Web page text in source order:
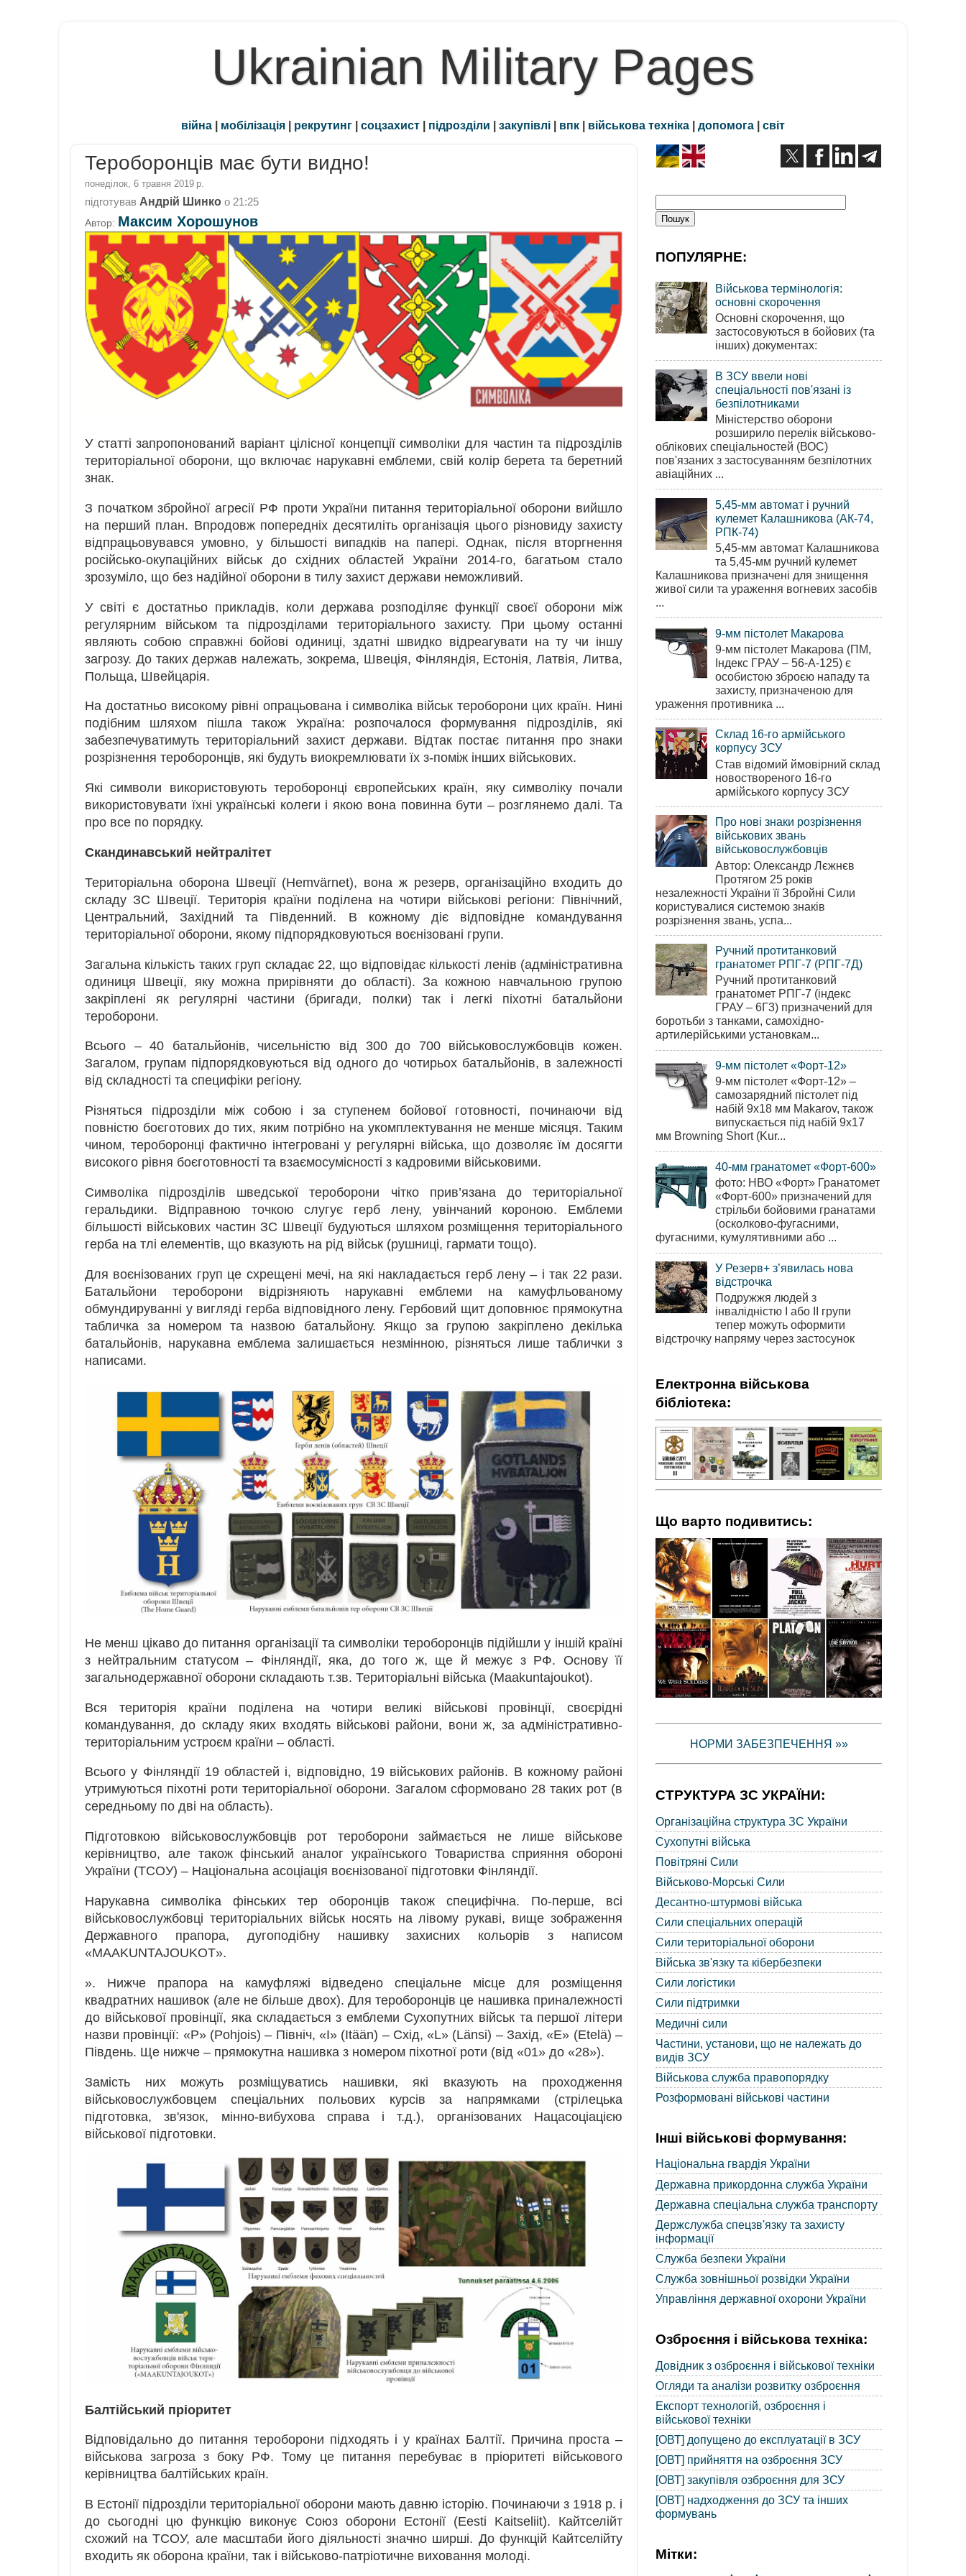
Ukrainian Military Pages
війна | мобілізація | рекрутинг | соцзахист | підрозділи | закупівлі | впк | військова техніка | допомога | світ
Тероборонців має бути видно!
понеділок, 6 травня 2019 р.
підготував Андрій Шинко о 21:25
Автор: Максим Хорошунов
У статті запропонований варіант цілісної концепції символіки для частин та підрозділів
територіальної оборони, що включає нарукавні емблеми, свій колір берета та беретний
знак.
З початком збройної агресії РФ проти України питання територіальної оборони вийшло
на перший план. Впродовж попередніх десятиліть організація цього різновиду захисту
відпрацьовувався умовно, у більшості випадків на папері. Однак, після вторгнення
російсько-окупаційних військ до східних областей України 2014-го, багатьом стало
зрозуміло, що без надійної оборони в тилу захист держави неможливий.
У світі є достатньо прикладів, коли держава розподіляє функції своєї оборони між
регулярним військом та підрозділами територіального захисту. При цьому останні
являють собою справжні бойові одиниці, здатні швидко відреагувати на ту чи іншу
загрозу. До таких держав належать, зокрема, Швеція, Фінляндія, Естонія, Латвія, Литва,
Польща, Швейцарія.
На достатньо високому рівні опрацьована і символіка військ тероборони цих країн. Нині
подібним шляхом пішла також Україна: розпочалося формування підрозділів, які
забезпечуватимуть територіальний захист держави. Відтак постає питання про знаки
розрізнення тероборонців, які будуть виокремлювати їх з-поміж інших військових.
Які символи використовують тероборонці європейських країн, яку символіку почали
використовувати їхні українські колеги і якою вона повинна бути – розглянемо далі. Та
про все по порядку.
Скандинавський нейтралітет
Територіальна оборона Швеції (Hemvärnet), вона ж резерв, організаційно входить до
складу ЗС Швеції. Територія країни поділена на чотири військові регіони: Північний,
Центральний, Західний та Південний. В кожному діє відповідне командування
територіальної оборони, якому підпорядковуються воєнізовані групи.
Загальна кількість таких груп складає 22, що відповідає кількості ленів (адміністративна
одиниця Швеції, яку можна прирівняти до області). За кожною навчальною групою
закріплені як регулярні частини (бригади, полки) так і легкі піхотні батальйони
тероборони.
Всього – 40 батальйонів, чисельністю від 300 до 700 військовослужбовців кожен.
Загалом, групам підпорядковуються від одного до чотирьох батальйонів, в залежності
від складності та специфіки регіону.
Різняться підрозділи між собою і за ступенем бойової готовності, починаючи від
повністю боєготових до тих, яким потрібно на укомплектування не менше місяця. Таким
чином, тероборонці фактично інтегровані у регулярні війська, що дозволяє їм досягти
високого рівня боєготовності та взаємосумісності з кадровими військовими.
Символіка підрозділів шведської тероборони чітко прив’язана до територіальної
геральдики. Відправною точкою слугує герб лену, увінчаний короною. Емблеми
більшості військових частин ЗС Швеції будуються шляхом розміщення територіального
герба на тлі елементів, що вказують на рід військ (рушниці, гармати тощо).
Для воєнізованих груп це схрещені мечі, на які накладається герб лену – і так 22 рази.
Батальйони тероборони відрізняють нарукавні емблеми на камуфльованому
обмундируванні у вигляді герба відповідного лену. Гербовий щит доповнює прямокутна
табличка за номером та назвою батальйону. Якщо за групою закріплено декілька
батальйонів, нарукавна емблема залишається незмінною, різняться лише таблички з
написами.
Не менш цікаво до питання організації та символіки тероборонців підійшли у іншій країні
з нейтральним статусом – Фінляндії, яка, до того ж, ще й межує з РФ. Основу її
загальнодержавної оборони складають т.зв. Територіальні війська (Maakuntajoukot).
Вся територія країни поділена на чотири великі військові провінції, своєрідні
командування, до складу яких входять військові райони, вони ж, за адміністративно-
територіальним устроєм країни – області.
Всього у Фінляндії 19 областей і, відповідно, 19 військових районів. В кожному районі
утримуються піхотні роти територіальної оборони. Загалом сформовано 28 таких рот (в
середньому по дві на область).
Підготовкою військовослужбовців рот тероборони займається не лише військове
керівництво, але також фінський аналог українського Товариства сприяння обороні
України (ТСОУ) – Національна асоціація воєнізованої підготовки Фінляндії.
Нарукавна символіка фінських тер оборонців також специфічна. По-перше, всі
військовослужбовці територіальних військ носять на лівому рукаві, вище зображення
Державного прапора, дугоподібну нашивку захисних кольорів з написом
«MAAKUNTAJOUKOT».
». Нижче прапора на камуфляжі відведено спеціальне місце для розміщення
квадратних нашивок (але не більше двох). Для тероборонців це нашивка приналежності
до військової провінції, яка складається з емблеми Сухопутних військ та першої літери
назви провінції: «P» (Pohjois) – Північ, «I» (Itään) – Схід, «L» (Länsi) – Захід, «E» (Etelä) –
Південь. Ще нижче – прямокутна нашивка з номером піхотної роти (від «01» до «28»).
Замість них можуть розміщуватись нашивки, які вказують на проходження
військовослужбовцем спеціальних польових курсів за напрямками (стрілецька
підготовка, зв'язок, мінно-вибухова справа і т.д.), організованих Нацасоціацією
військової підготовки.
Балтійський пріоритет
Відповідально до питання тероборони підходять і у країнах Балтії. Причина проста –
військова загроза з боку РФ. Тому це питання перебуває в пріоритеті військового
керівництва балтійських країн.
В Естонії підрозділи територіальної оборони мають давню історію. Починаючи з 1918 р. і
до сьогодні цю функцію виконує Союз оборони Естонії (Eesti Kaitseliit). Кайтселійт
схожий на ТСОУ, але масштаби його діяльності значно ширші. До функцій Кайтселійту
входить як оборона країни, так і військово-патріотичне виховання молоді.
ПОПУЛЯРНЕ:
Військова термінологія:
основні скорочення
Основні скорочення, що
застосовуються в бойових (та
інших) документах:
В ЗСУ ввели нові
спеціальності пов'язані із
безпілотниками
Міністерство оборони
розширило перелік військово-
облікових спеціальностей (ВОС)
пов'язаних з застосуванням безпілотних
авіаційних ...
5,45-мм автомат і ручний
кулемет Калашникова (АК-74,
РПК-74)
5,45-мм автомат Калашникова
та 5,45-мм ручний кулемет
Калашникова призначені для знищення
живої сили та ураження вогневих засобів
...
9-мм пістолет Макарова
9-мм пістолет Макарова (ПМ,
Індекс ГРАУ – 56-А-125) є
особистою зброєю нападу та
захисту, призначеною для
ураження противника ...
Склад 16-го армійського
корпусу ЗСУ
Став відомий ймовірний склад
новоствореного 16-го
армійського корпусу ЗСУ
Про нові знаки розрізнення
військових звань
військовослужбовців
Автор: Олександр Лєжнєв
Протягом 25 років
незалежності України її Збройні Сили
користувалися системою знаків
розрізнення звань, успа...
Ручний протитанковий
гранатомет РПГ-7 (РПГ-7Д)
Ручний протитанковий
гранатомет РПГ-7 (індекс
ГРАУ – 6Г3) призначений для
боротьби з танками, самохідно-
артилерійськими установкам...
9-мм пістолет «Форт-12»
9-мм пістолет «Форт-12» –
самозарядний пістолет під
набій 9х18 мм Makarov, також
випускається під набій 9х17
мм Browning Short (Kur...
40-мм гранатомет «Форт-600»
фото: НВО «Форт» Гранатомет
«Форт-600» призначений для
стрільби бойовими гранатами
(осколково-фугасними,
фугасними, кумулятивними або ...
У Резерв+ з’явилась нова
відстрочка
Подружжя людей з
інвалідністю І або ІІ групи
тепер можуть оформити
відстрочку напряму через застосунок
Електронна військова
бібліотека:
Що варто подивитись:
НОРМИ ЗАБЕЗПЕЧЕННЯ »»
СТРУКТУРА ЗС УКРАЇНИ:
Організаційна структура ЗС України
Сухопутні війська
Повітряні Сили
Військово-Морські Сили
Десантно-штурмові війська
Сили спеціальних операцій
Сили територіальної оборони
Війська зв'язку та кібербезпеки
Сили логістики
Сили підтримки
Медичні сили
Частини, установи, що не належать до
видів ЗСУ
Військова служба правопорядку
Розформовані військові частини
Інші військові формування:
Національна гвардія України
Державна прикордонна служба України
Державна спеціальна служба транспорту
Держслужба спецзв'язку та захисту
інформації
Служба безпеки України
Служба зовнішньої розвідки України
Управління державної охорони України
Озброєння і військова техніка:
Довідник з озброєння і військової техніки
Огляди та аналізи розвитку озброєння
Експорт технологій, озброєння і
військової техніки
[ОВТ] допущено до експлуатації в ЗСУ
[ОВТ] прийняття на озброєння ЗСУ
[ОВТ] закупівля озброєння для ЗСУ
[ОВТ] надходження до ЗСУ та інших
формувань
Мітки: